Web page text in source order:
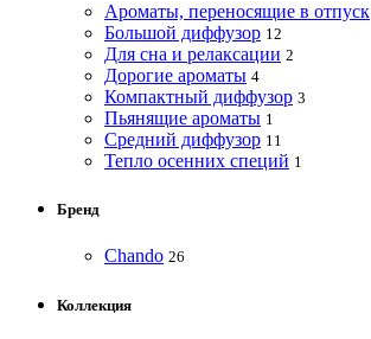
Ароматы, переносящие в отпуск
Большой диффузор 12
Для сна и релаксации 2
Дорогие ароматы 4
Компактный диффузор 3
Пьянящие ароматы 1
Средний диффузор 11
Тепло осенних специй 1
Бренд
Chando 26
Коллекция